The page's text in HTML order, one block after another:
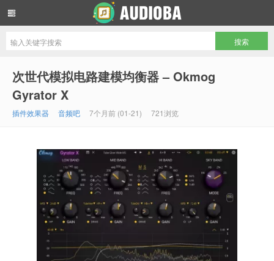
次世代模拟电路建模均衡器 – Okmog
Gyrator X
插件效果器 音频吧 7个月前 (01-21) 721浏览